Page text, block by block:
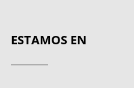
ESTAMOS EN